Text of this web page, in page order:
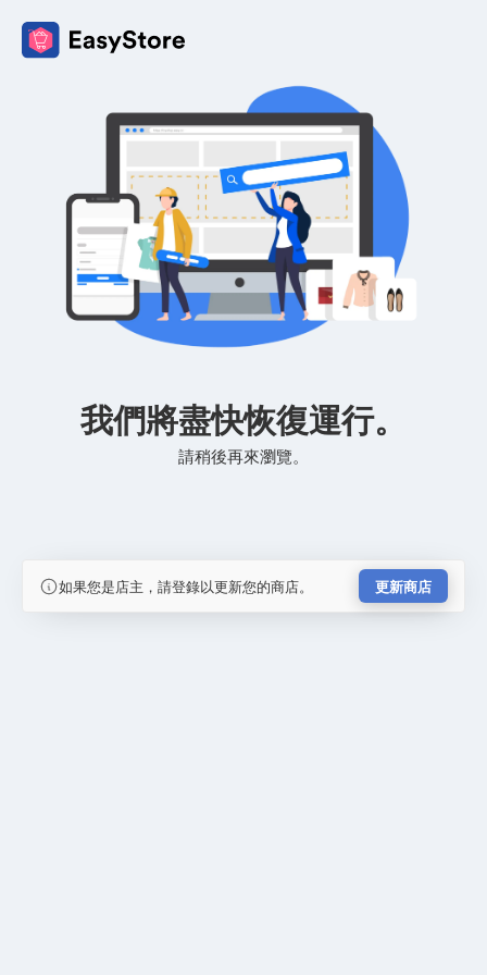
我們將盡快恢復運行。
請稍後再來瀏覽。
如果您是店主，請登錄以更新您的商店。 更新商店